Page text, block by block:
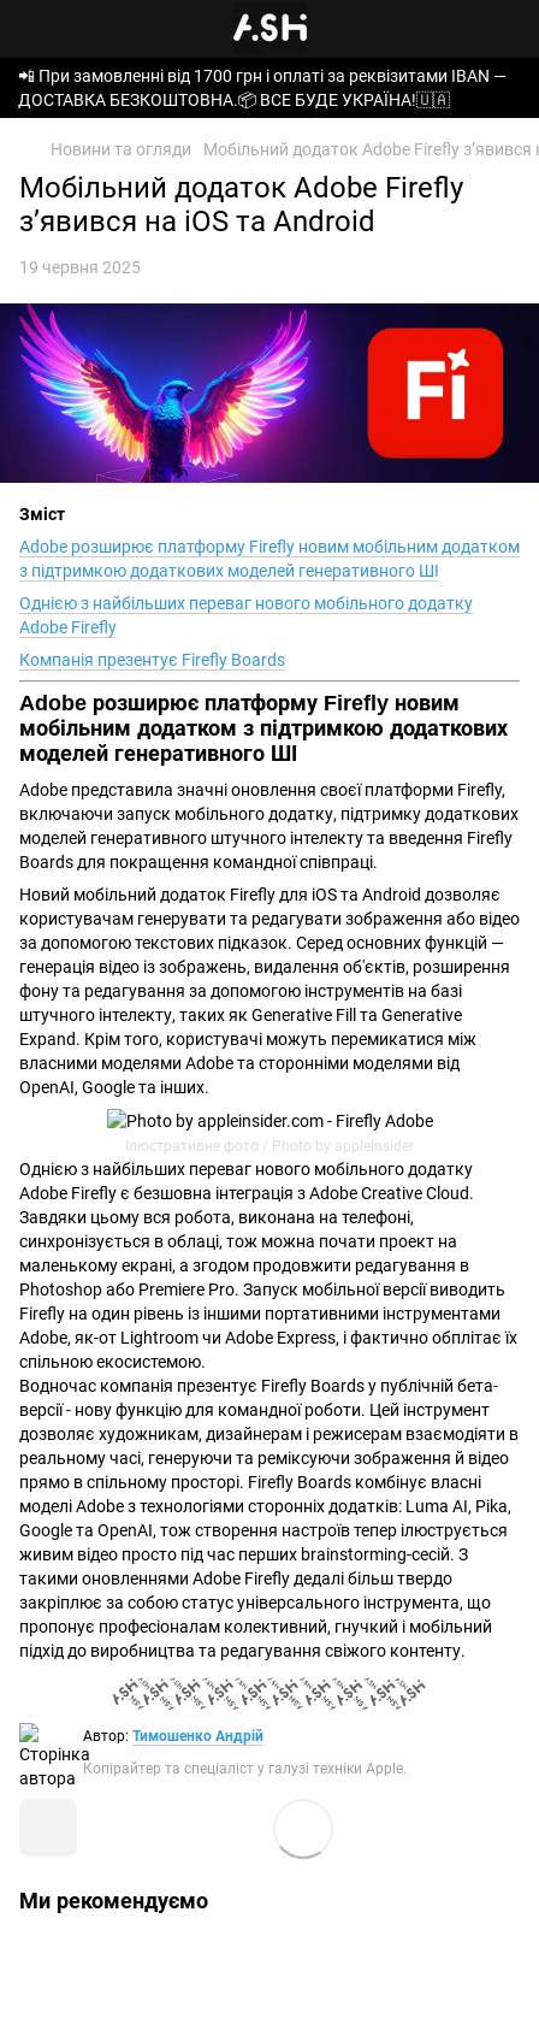
📲 При замовленні від 1700 грн і оплаті за реквізитами IBAN —
ДОСТАВКА БЕЗКОШТОВНА.📦 ВСЕ БУДЕ УКРАЇНА!🇺🇦
Новини та огляди Мобільний додаток Adobe Firefly зʼявився
Мобільний додаток Adobe Firefly
зʼявився на iOS та Android
19 червня 2025
Зміст
Adobe розширює платформу Firefly новим мобільним додатком
з підтримкою додаткових моделей генеративного ШІ
Однією з найбільших переваг нового мобільного додатку
Adobe Firefly
Компанія презентує Firefly Boards
Adobe розширює платформу Firefly новим
мобільним додатком з підтримкою додаткових
моделей генеративного ШІ
Adobe представила значні оновлення своєї платформи Firefly,
включаючи запуск мобільного додатку, підтримку додаткових
моделей генеративного штучного інтелекту та введення Firefly
Boards для покращення командної співпраці.
Новий мобільний додаток Firefly для iOS та Android дозволяє
користувачам генерувати та редагувати зображення або відео
за допомогою текстових підказок. Серед основних функцій —
генерація відео із зображень, видалення об'єктів, розширення
фону та редагування за допомогою інструментів на базі
штучного інтелекту, таких як Generative Fill та Generative
Expand. Крім того, користувачі можуть перемикатися між
власними моделями Adobe та сторонніми моделями від
OpenAI, Google та інших.
Ілюстративне фото / Photo by appleinsider
Однією з найбільших переваг нового мобільного додатку
Adobe Firefly є безшовна інтеграція з Adobe Creative Cloud.
Завдяки цьому вся робота, виконана на телефоні,
синхронізується в облаці, тож можна почати проект на
маленькому екрані, а згодом продовжити редагування в
Photoshop або Premiere Pro. Запуск мобільної версії виводить
Firefly на один рівень із іншими портативними інструментами
Adobe, як-от Lightroom чи Adobe Express, і фактично обплітає їх
спільною екосистемою.
Водночас компанія презентує Firefly Boards у публічній бета-
версії - нову функцію для командної роботи. Цей інструмент
дозволяє художникам, дизайнерам і режисерам взаємодіяти в
реальному часі, генеруючи та реміксуючи зображення й відео
прямо в спільному просторі. Firefly Boards комбінує власні
моделі Adobe з технологіями сторонніх додатків: Luma AI, Pika,
Google та OpenAI, тож створення настроїв тепер ілюструється
живим відео просто під час перших brainstorming-сесій. З
такими оновленнями Adobe Firefly дедалі більш твердо
закріплює за собою статус універсального інструмента, що
пропонує професіоналам колективний, гнучкий і мобільний
підхід до виробництва та редагування свіжого контенту.
Автор: Тимошенко Андрій
Копірайтер та спеціаліст у галузі техніки Apple.
Ми рекомендуємо